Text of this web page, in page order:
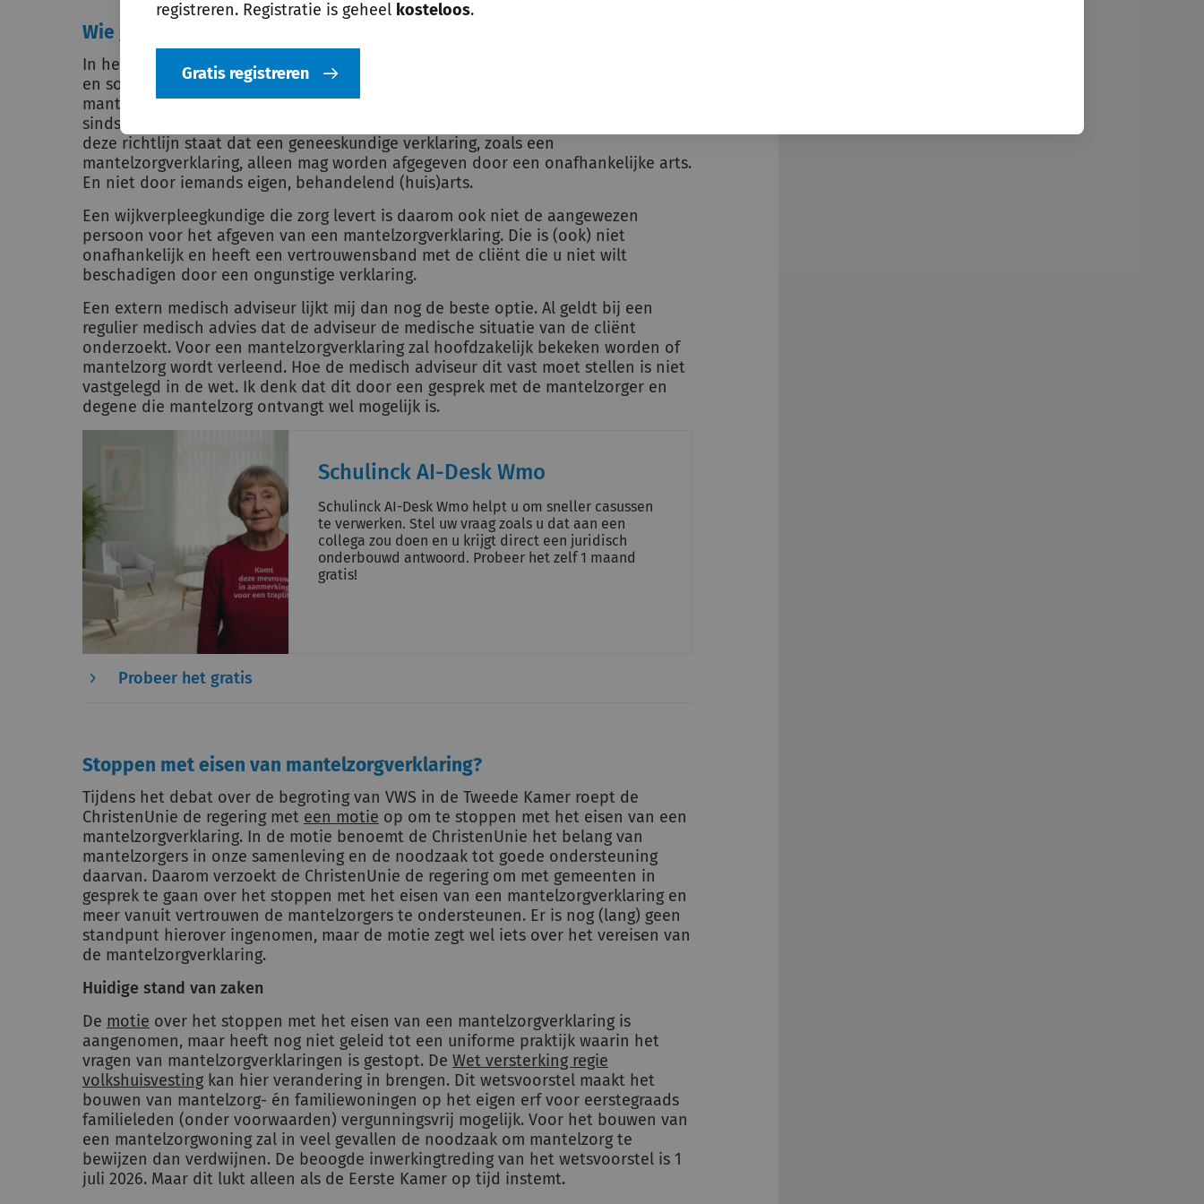
registreren. Registratie is geheel kosteloos.
Gratis registreren
Wie geeft een mantelzorgverklaring af?
In het Besluit bouwwerken leefomgeving staan de huisarts, wijkverpleegkundige
en sociaal-medisch adviseur genoemd voor het afgeven van een
mantelzorgverklaring. Maar huisartsen geven geen mantelzorgverklaring meer af
sinds de KNMG in 2020 de Richtlijn geneeskundige Verklaring heeft opgesteld. In
deze richtlijn staat dat een geneeskundige verklaring, zoals een
mantelzorgverklaring, alleen mag worden afgegeven door een onafhankelijke arts.
En niet door iemands eigen, behandelend (huis)arts.
Een wijkverpleegkundige die zorg levert is daarom ook niet de aangewezen
persoon voor het afgeven van een mantelzorgverklaring. Die is (ook) niet
onafhankelijk en heeft een vertrouwensband met de cliënt die u niet wilt
beschadigen door een ongunstige verklaring.
Een extern medisch adviseur lijkt mij dan nog de beste optie. Al geldt bij een
regulier medisch advies dat de adviseur de medische situatie van de cliënt
onderzoekt. Voor een mantelzorgverklaring zal hoofdzakelijk bekeken worden of
mantelzorg wordt verleend. Hoe de medisch adviseur dit vast moet stellen is niet
vastgelegd in de wet. Ik denk dat dit door een gesprek met de mantelzorger en
degene die mantelzorg ontvangt wel mogelijk is.
Schulinck AI-Desk Wmo
Schulinck AI-Desk Wmo helpt u om sneller casussen
te verwerken. Stel uw vraag zoals u dat aan een
collega zou doen en u krijgt direct een juridisch
onderbouwd antwoord. Probeer het zelf 1 maand
gratis!
Probeer het gratis
Stoppen met eisen van mantelzorgverklaring?
Tijdens het debat over de begroting van VWS in de Tweede Kamer roept de
ChristenUnie de regering met een motie op om te stoppen met het eisen van een
mantelzorgverklaring. In de motie benoemt de ChristenUnie het belang van
mantelzorgers in onze samenleving en de noodzaak tot goede ondersteuning
daarvan. Daarom verzoekt de ChristenUnie de regering om met gemeenten in
gesprek te gaan over het stoppen met het eisen van een mantelzorgverklaring en
meer vanuit vertrouwen de mantelzorgers te ondersteunen. Er is nog (lang) geen
standpunt hierover ingenomen, maar de motie zegt wel iets over het vereisen van
de mantelzorgverklaring.
Huidige stand van zaken
De motie over het stoppen met het eisen van een mantelzorgverklaring is
aangenomen, maar heeft nog niet geleid tot een uniforme praktijk waarin het
vragen van mantelzorgverklaringen is gestopt. De Wet versterking regie
volkshuisvesting kan hier verandering in brengen. Dit wetsvoorstel maakt het
bouwen van mantelzorg- én familiewoningen op het eigen erf voor eerstegraads
familieleden (onder voorwaarden) vergunningsvrij mogelijk. Voor het bouwen van
een mantelzorgwoning zal in veel gevallen de noodzaak om mantelzorg te
bewijzen dan verdwijnen. De beoogde inwerkingtreding van het wetsvoorstel is 1
juli 2026. Maar dit lukt alleen als de Eerste Kamer op tijd instemt.